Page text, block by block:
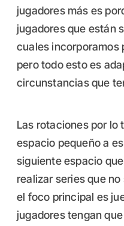
jugadores más es
jugadores que están
cuales incorporamos
pero todo esto es
circunstancias que
Las rotaciones por lo
espacio pequeño a
siguiente espacio
realizar series que
el foco principal es
jugadores tengan